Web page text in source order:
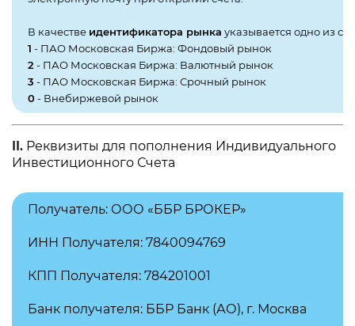
В качестве идентификатора рынка указывается одно из
1 - ПАО Московская Биржа: Фондовый рынок
2- ПАО Московская Биржа: Валютный рынок
3 - ПАО Московская Биржа: Срочный рынок
0- Внебиржевой рынок
II.Реквизиты для пополнения Индивидуального
Инвестиционного Счета
Получатель: ООО «ББР БРОКЕР»
ИНН Получателя: 7840094769
КПП Получателя: 784201001
Банк получателя: ББР Банк (АО), г. Москва